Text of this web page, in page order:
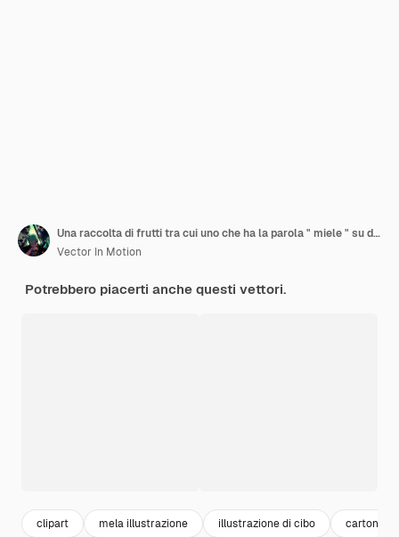
Una raccolta di frutti tra cui uno che ha la parola " miele " su di esso
Vector In Motion
Potrebbero piacerti anche questi vettori.
clipart mela illustrazione illustrazione di cibo cartone